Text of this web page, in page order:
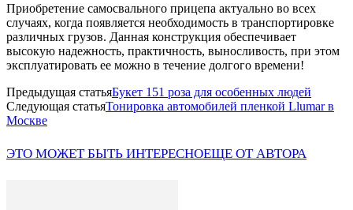
Приобретение самосвального прицепа актуально во всех
случаях, когда появляется необходимость в транспортировке
различных грузов. Данная конструкция обеспечивает
высокую надежность, практичность, выносливость, при этом
эксплуатировать ее можно в течение долгого времени!
Предыдущая статьяБукет 151 роза для особенных людей
Следующая статьяТонировка автомобилей пленкой Llumar в
Москве
ЭТО МОЖЕТ БЫТЬ ИНТЕРЕСНОЕЩЕ ОТ АВТОРА